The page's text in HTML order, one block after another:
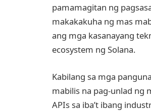
pamamagitan ng
makakakuha ng mas
ang mga kasanayang
ecosystem ng Solana.
Kabilang sa mga
mabilis na pag-unlad ng
APIs sa iba’t ibang